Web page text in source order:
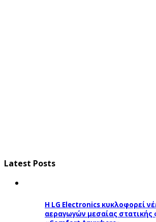
Latest Posts
Η LG Electronics κυκλοφορεί
αεραγωγών μεσαίας στατικής